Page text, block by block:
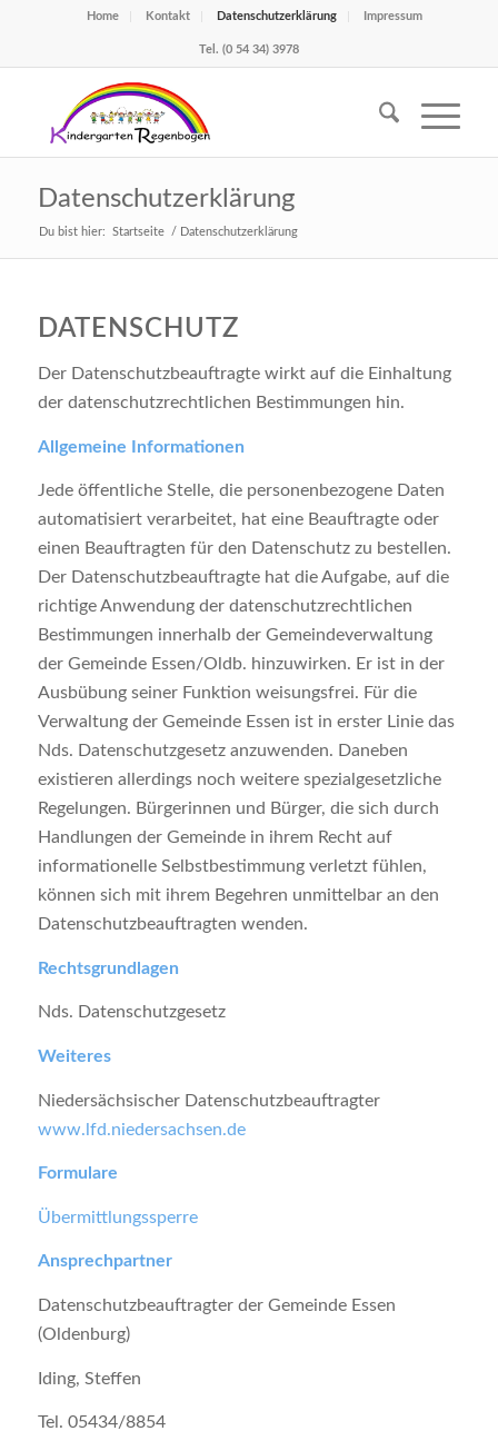
Home Kontakt Datenschutzerklärung Impressum
Tel. (0 54 34) 3978
Datenschutzerklärung
Du bist hier: Startseite / Datenschutzerklärung
DATENSCHUTZ
Der Datenschutzbeauftragte wirkt auf die Einhaltung
der datenschutzrechtlichen Bestimmungen hin.
Allgemeine Informationen
Jede öffentliche Stelle, die personenbezogene Daten
automatisiert verarbeitet, hat eine Beauftragte oder
einen Beauftragten für den Datenschutz zu bestellen.
Der Datenschutzbeauftragte hat die Aufgabe, auf die
richtige Anwendung der datenschutzrechtlichen
Bestimmungen innerhalb der Gemeindeverwaltung
der Gemeinde Essen/Oldb. hinzuwirken. Er ist in der
Ausbübung seiner Funktion weisungsfrei. Für die
Verwaltung der Gemeinde Essen ist in erster Linie das
Nds. Datenschutzgesetz anzuwenden. Daneben
existieren allerdings noch weitere spezialgesetzliche
Regelungen. Bürgerinnen und Bürger, die sich durch
Handlungen der Gemeinde in ihrem Recht auf
informationelle Selbstbestimmung verletzt fühlen,
können sich mit ihrem Begehren unmittelbar an den
Datenschutzbeauftragten wenden.
Rechtsgrundlagen
Nds. Datenschutzgesetz
Weiteres
Niedersächsischer Datenschutzbeauftragter
www.lfd.niedersachsen.de
Formulare
Übermittlungssperre
Ansprechpartner
Datenschutzbeauftragter der Gemeinde Essen
(Oldenburg)
Iding, Steffen
Tel. 05434/8854